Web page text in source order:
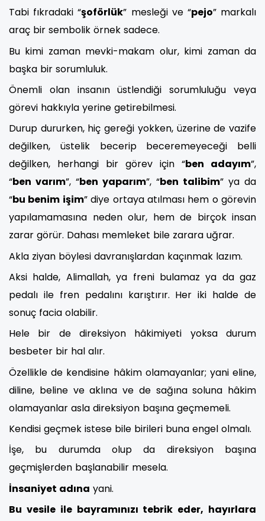
Tabi fıkradaki “şoförlük” mesleği ve “pejo” markalı
araç bir sembolik örnek sadece.
Bu kimi zaman mevki-makam olur, kimi zaman da
başka bir sorumluluk.
Önemli olan insanın üstlendiği sorumluluğu veya
görevi hakkıyla yerine getirebilmesi.
Durup dururken, hiç gereği yokken, üzerine de vazife
değilken, üstelik becerip beceremeyeceği belli
değilken, herhangi bir görev için “ben adayım”,
“ben varım”, “ben yaparım”, “ben talibim” ya da
“bu benim işim” diye ortaya atılması hem o görevin
yapılamamasına neden olur, hem de birçok insan
zarar görür. Dahası memleket bile zarara uğrar.
Akla ziyan böylesi davranışlardan kaçınmak lazım.
Aksi halde, Alimallah, ya freni bulamaz ya da gaz
pedalı ile fren pedalını karıştırır. Her iki halde de
sonuç facia olabilir.
Hele bir de direksiyon hâkimiyeti yoksa durum
besbeter bir hal alır.
Özellikle de kendisine hâkim olamayanlar; yani eline,
diline, beline ve aklına ve de sağına soluna hâkim
olamayanlar asla direksiyon başına geçmemeli.
Kendisi geçmek istese bile birileri buna engel olmalı.
İşe, bu durumda olup da direksiyon başına
geçmişlerden başlanabilir mesela.
İnsaniyet adına yani.
Bu vesile ile bayramınızı tebrik eder, hayırlara